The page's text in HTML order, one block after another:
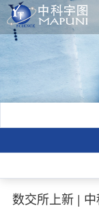
数交所上新 |